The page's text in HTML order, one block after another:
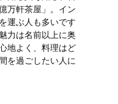
万軒茶屋」。イン
運ぶ人も多いです
力は名前以上に奥
地よく、料理はど
を過ごしたい人に